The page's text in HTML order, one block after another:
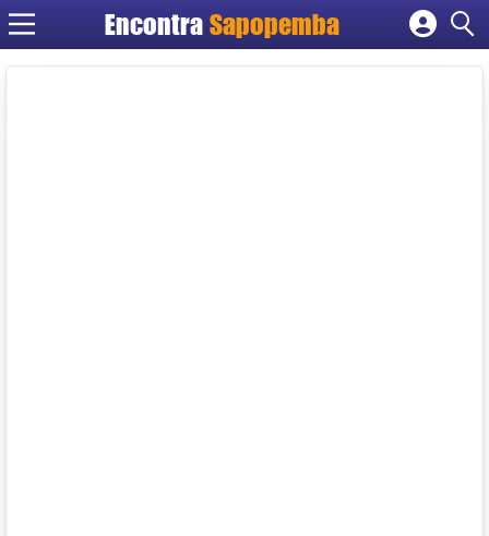
Encontra Sapopemba
Cadastrar empresa